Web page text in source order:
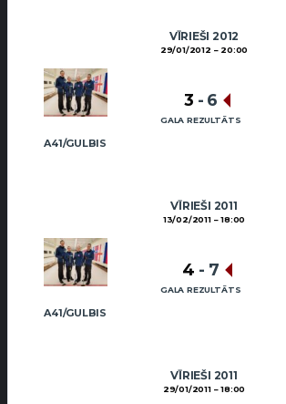
VĪRIEŠI 2012
29/01/2012 20:00
A41/GULBIS
3 - 6
GALA REZULTĀTS
VĪRIEŠI 2011
13/02/2011 18:00
A41/GULBIS
4 - 7
GALA REZULTĀTS
VĪRIEŠI 2011
29/01/2011 18:00